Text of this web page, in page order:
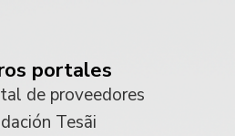
portales
de proveedores
Tesãi